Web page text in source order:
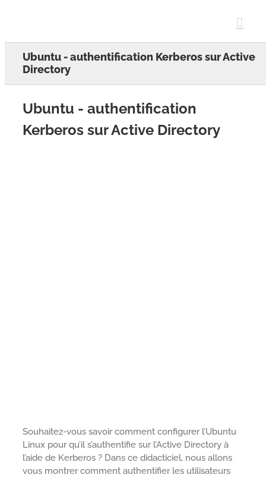
Ubuntu - authentification Kerberos sur Active
Directory
Ubuntu - authentification
Kerberos sur Active Directory
Souhaitez-vous savoir comment configurer l’Ubuntu
Linux pour qu’il s’authentifie sur l’Active Directory à
l’aide de Kerberos ? Dans ce didacticiel, nous allons
vous montrer comment authentifier les utilisateurs